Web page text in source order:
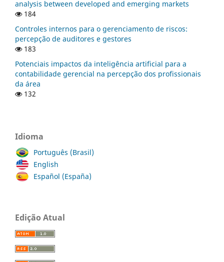
analysis between developed and emerging markets
184
Controles internos para o gerenciamento de riscos:
percepção de auditores e gestores
183
Potenciais impactos da inteligência artificial para a
contabilidade gerencial na percepção dos profissionais
da área
132
Idioma
Português (Brasil)
English
Español (España)
Edição Atual